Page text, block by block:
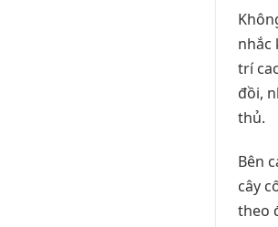
nhắc
trí
đồi,
thủ.
Bên
cây
theo